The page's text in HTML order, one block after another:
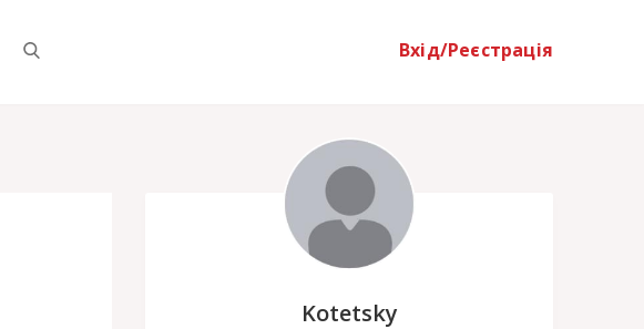
Вхід/Реєстрація
Kotetsky